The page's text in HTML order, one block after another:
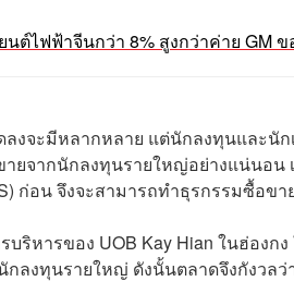
ต์ไฟฟ้าจีนกว่า 8% สูงกว่าค่าย GM ข
งจะมีหลากหลาย แต่นักลงทุนและนัก
ยจากนักลงทุนรายใหญ่อย่างแน่นอ
ก่อน จึงจะสามารถทำธุรกรรมซื้อขา
บริหารของ UOB Kay Hian ในฮ่อง
ลงทุนรายใหญ่ ดังนั้นตลาดจึงกังวลว่